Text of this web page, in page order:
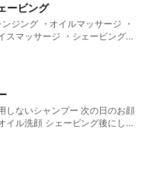
ービング
ジング ・オイルマッサージ ・
スマッサージ ・シェービング
しないシャンプー 次の日のお顔
イル洗顔 シェービング後にしっ